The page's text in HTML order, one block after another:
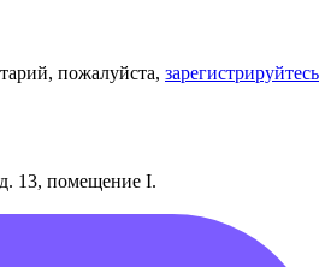
пожалуйста, зарегистрируйтесь
13, помещение I.